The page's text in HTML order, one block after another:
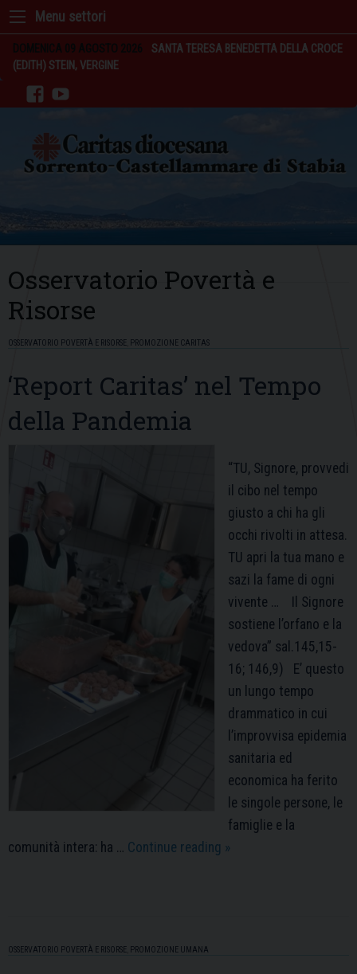
Skip
content
DOMENICA 09 AGOSTO 2026
SANTA TERESA BENEDETTA DELLA CROCE
(EDITH) STEIN, VERGINE
facebookyoutube
OSSERVATORIO POVERTÀ E RISORSE PROMOZIONE CARITAS
‘Report Caritas’ nel Tempo
della Pandemia
“TU, Signore, provvedi
il cibo nel tempo
giusto a chi ha gli
occhi rivolti in attesa.
TU apri la tua mano e
sazi la fame di ogni
vivente … Il Signore
sostiene l’orfano e la
vedova” sal.145,15-
16; 146,9) E’ questo
un lungo tempo
drammatico in cui
l’improvvisa epidemia
sanitaria ed
economica ha ferito
le singole persone, le
famiglie e la
comunità intera: ha … Continue reading ‘Report
»
OSSERVATORIO POVERTÀ E RISORSE PROMOZIONE UMANA